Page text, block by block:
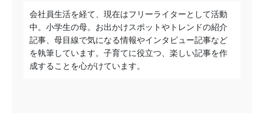
会社員生活を経て、現在はフリーライターとして活動
中。小学生の母。お出かけスポットやトレンドの紹介
記事、母目線で気になる情報やインタビュー記事など
を執筆しています。子育てに役立つ、楽しい記事を作
成することを心がけています。